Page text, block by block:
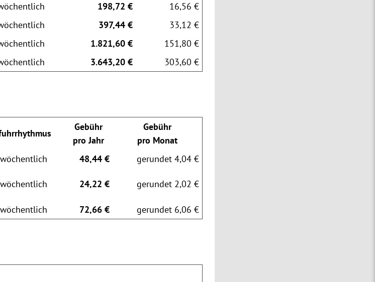
198,72 €
16,56 €
397,44 €
33,12 €
1.821,60 €
151,80 €
3.643,20 € 303,60 €
Gebühr
pro Jahr
Gebühr
pro Monat
48,44 €
gerundet 4,04 €
24,22 € gerundet 2,02 €
72,66 € gerundet 6,06 €